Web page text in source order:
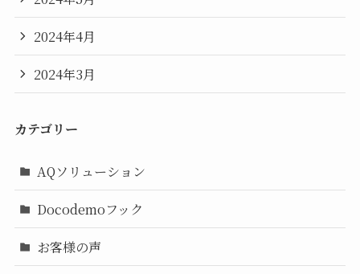
2024年4月
2024年3月
カテゴリー
AQソリューション
Docodemoフック
お客様の声